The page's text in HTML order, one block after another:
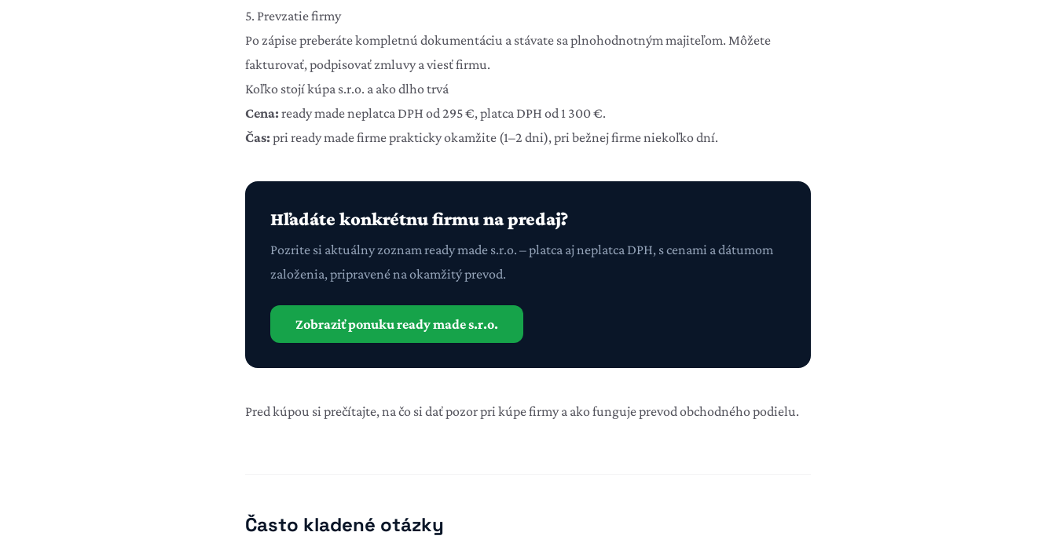
5. Prevzatie firmy
Po zápise preberáte kompletnú dokumentáciu a stávate sa plnohodnotným majiteľom. Môžete
fakturovať, podpisovať zmluvy a viesť firmu.
Koľko stojí kúpa s.r.o. a ako dlho trvá
Cena: ready made neplatca DPH od 295 €, platca DPH od 1 300 €.
Čas: pri ready made firme prakticky okamžite (1–2 dni), pri bežnej firme niekoľko dní.
Hľadáte konkrétnu firmu na predaj?
Pozrite si aktuálny zoznam ready made s.r.o. – platca aj neplatca DPH, s cenami a dátumom
založenia, pripravené na okamžitý prevod.
Zobraziť ponuku ready made s.r.o.
Pred kúpou si prečítajte,na čo si dať pozor pri kúpe firmya ako fungujeprevod obchodného podielu.
Často kladené otázky